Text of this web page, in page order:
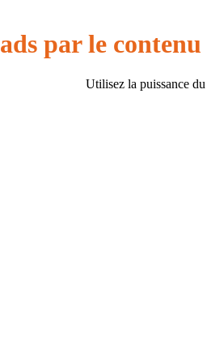
par le contenu
Utilisez la puissance